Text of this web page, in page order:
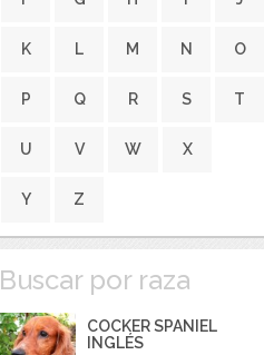
K L M N O
P Q R S T
U V W X
Y Z
Buscar por raza
COCKER SPANIEL
INGLÉS